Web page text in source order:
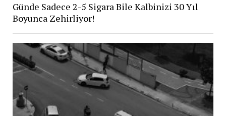
Günde Sadece 2-5 Sigara Bile Kalbinizi 30 Yıl
Boyunca Zehirliyor!